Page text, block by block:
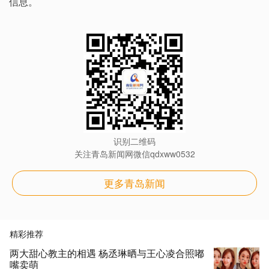
识别二维码
关注青岛新闻网微信qdxww0532
更多青岛新闻
精彩推荐
两大甜心教主的相遇 杨丞琳晒与王心凌合照嘟
嘴卖萌